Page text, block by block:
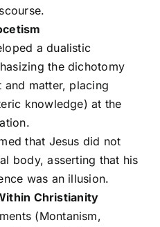
a dualistic
the dichotomy
and matter, placing
knowledge) at the
that Jesus did not
body, asserting that his
was an illusion.
Christianity
(Montanism,